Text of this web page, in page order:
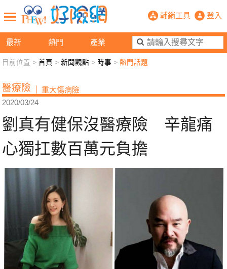
最新 熱門 產業
劉真有健保沒醫療險 辛龍痛心獨
輔銷工具 登入
新聞觀點 業務交流 好險懂生活
退休先準備 好險學堂 輔銷工具 活動專區
目前位置 >首頁 >新聞觀點 > 時事 >熱門話題
醫療險 重大傷病險
2020/03/24
劉真有健保沒醫療險 辛龍痛
心獨扛數百萬元負擔